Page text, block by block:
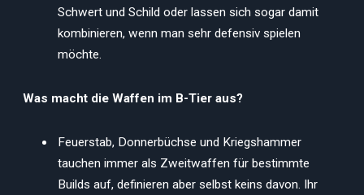
Schwert und Schild oder lassen sich sogar damit
kombinieren, wenn man sehr defensiv spielen
möchte.
Was macht die Waffen im B-Tier aus?
Feuerstab, Donnerbüchse und Kriegshammer
tauchen immer als Zweitwaffen für bestimmte
Builds auf, definieren aber selbst keins davon. Ihr